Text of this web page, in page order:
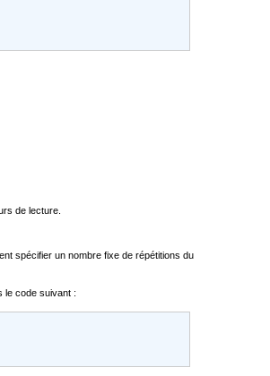
de lecture.
spécifier un nombre fixe de répétitions du
le code suivant :